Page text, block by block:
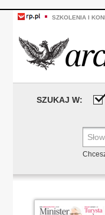
SZKOLENIA I
SZUKAJ W: